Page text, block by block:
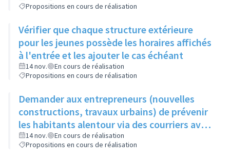
Propositions en cours de réalisation
Vérifier que chaque structure extérieure
pour les jeunes possède les horaires affichés
à l'entrée et les ajouter le cas échéant
14 nov.
En cours de réalisation
Propositions en cours de réalisation
Demander aux entrepreneurs (nouvelles
constructions, travaux urbains) de prévenir
les habitants alentour via des courriers avec
horaires, durée et perturbation de
circulation éventuelle
14 nov.
En cours de réalisation
Propositions en cours de réalisation